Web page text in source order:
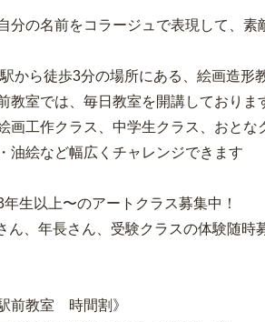
分の名前をコラージュで表現して、素
から徒歩3分の場所にある、絵画造形
教室では、毎日教室を開講しておりま
画工作クラス、中学生クラス、おと
油絵など幅広くチャレンジできます
生以上〜のアートクラス募集中！
ん、年長さん、受験クラスの体験随時
前教室 時間割》